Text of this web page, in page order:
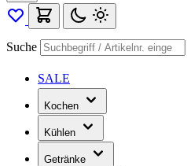
Suche
SALE
Kochen
Kühlen
Getränke